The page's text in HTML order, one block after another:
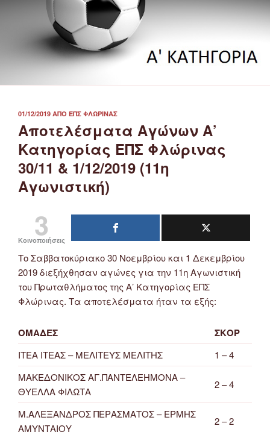
ΔΗΜΟΣΙΕΎΤΗΚΕ
ΣΤΙΣ
01/12/2019 ΑΠΌ ΕΠΣ ΦΛΏΡΙΝΑΣ
Αποτελέσματα Αγώνων Α’
Κατηγορίας ΕΠΣ Φλώρινας
30/11 & 1/12/2019 (11η
Αγωνιστική)
3
Κοινοποιήσεις
Το Σαββατοκύριακο 30 Νοεμβρίου και 1 Δεκεμβρίου
2019 διεξήχθησαν αγώνες για την 11η Αγωνιστική
του Πρωταθλήματος της Α’ Κατηγορίας ΕΠΣ
Φλώρινας. Τα αποτελέσματα ήταν τα εξής:
ΟΜΑΔΕΣ ΣΚΟΡ
ΙΤΕΑ ΙΤΕΑΣ – ΜΕΛΙΤΕΥΣ ΜΕΛΙΤΗΣ
1 – 4
ΜΑΚΕΔΟΝΙΚΟΣ ΑΓ.ΠΑΝΤΕΛΕΗΜΟΝΑ –
ΘΥΕΛΛΑ ΦΙΛΩΤΑ
2 – 4
Μ.ΑΛΕΞΑΝΔΡΟΣ ΠΕΡΑΣΜΑΤΟΣ – ΕΡΜΗΣ
ΑΜΥΝΤΑΙΟΥ
2 – 2